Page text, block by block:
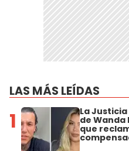
LAS MÁS LEÍDAS
1 La
de Wanda
que